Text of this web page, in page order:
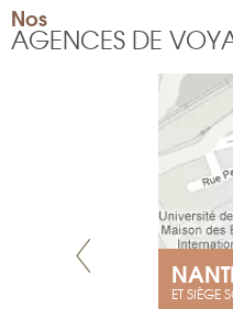
Nos
AGENCES DE
ET SIÈGE